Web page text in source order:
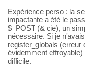
Expérience perso : la
impactante a été le
$_POST (& cie), un
nécessaire. Si je
register_globals (erreur
évidemment effroyable)
difficile.